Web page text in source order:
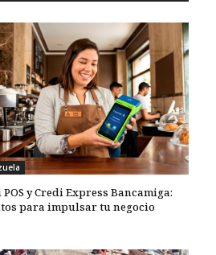
y Credi Express Bancamiga:
para impulsar tu negocio